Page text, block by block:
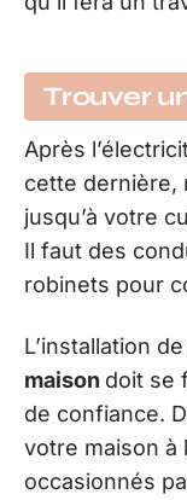
Trouver
Après
cette dernière,
jusqu’à votre
Il faut des
robinets pour
L’installation
maison doit se
de confiance.
votre maison à
occasionnés